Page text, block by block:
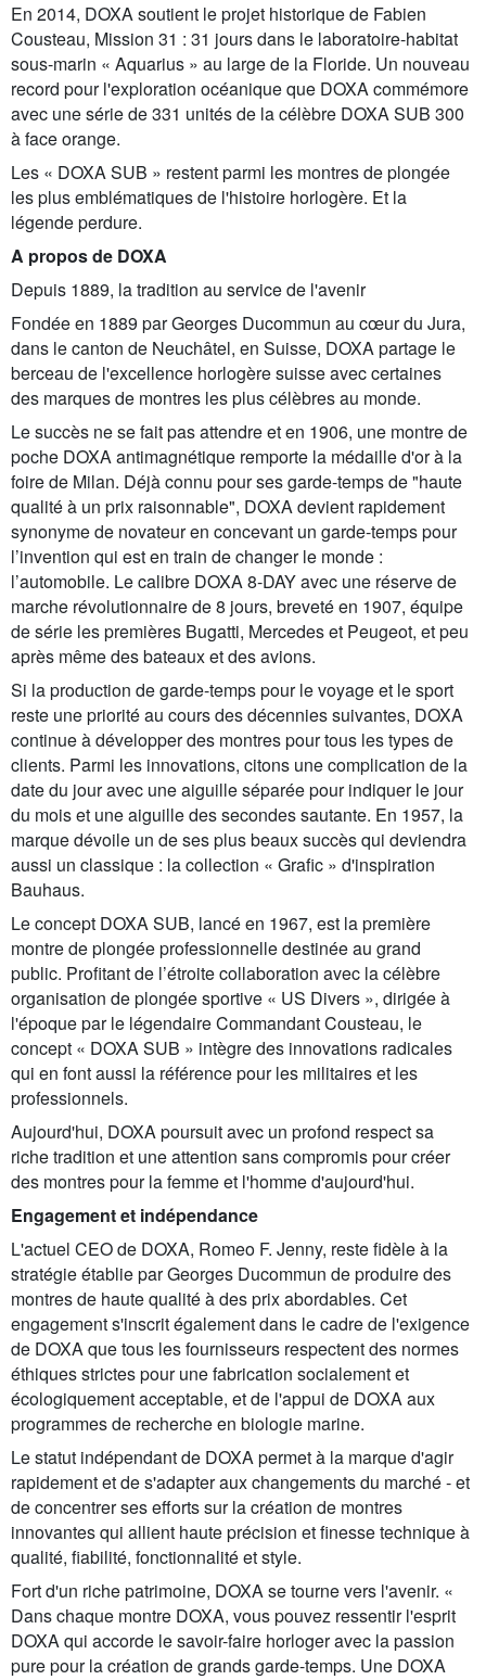
En 2014, DOXA soutient le projet historique de Fabien
Cousteau, Mission 31 : 31 jours dans le laboratoire-habitat
sous-marin « Aquarius » au large de la Floride. Un nouveau
record pour l'exploration océanique que DOXA commémore
avec une série de 331 unités de la célèbre DOXA SUB 300
à face orange.
Les « DOXA SUB » restent parmi les montres de plongée
les plus emblématiques de l'histoire horlogère. Et la
légende perdure.
A propos de DOXA
Depuis 1889, la tradition au service de l'avenir
Fondée en 1889 par Georges Ducommun au cœur du Jura,
dans le canton de Neuchâtel, en Suisse, DOXA partage le
berceau de l'excellence horlogère suisse avec certaines
des marques de montres les plus célèbres au monde.
Le succès ne se fait pas attendre et en 1906, une montre de
poche DOXA antimagnétique remporte la médaille d'or à la
foire de Milan. Déjà connu pour ses garde-temps de "haute
qualité à un prix raisonnable", DOXA devient rapidement
synonyme de novateur en concevant un garde-temps pour
l’invention qui est en train de changer le monde :
l’automobile. Le calibre DOXA 8-DAY avec une réserve de
marche révolutionnaire de 8 jours, breveté en 1907, équipe
de série les premières Bugatti, Mercedes et Peugeot, et peu
après même des bateaux et des avions.
Si la production de garde-temps pour le voyage et le sport
reste une priorité au cours des décennies suivantes, DOXA
continue à développer des montres pour tous les types de
clients. Parmi les innovations, citons une complication de la
date du jour avec une aiguille séparée pour indiquer le jour
du mois et une aiguille des secondes sautante. En 1957, la
marque dévoile un de ses plus beaux succès qui deviendra
aussi un classique : la collection « Grafic » d'inspiration
Bauhaus.
Le concept DOXA SUB, lancé en 1967, est la première
montre de plongée professionnelle destinée au grand
public. Profitant de l’étroite collaboration avec la célèbre
organisation de plongée sportive « US Divers », dirigée à
l'époque par le légendaire Commandant Cousteau, le
concept « DOXA SUB » intègre des innovations radicales
qui en font aussi la référence pour les militaires et les
professionnels.
Aujourd'hui, DOXA poursuit avec un profond respect sa
riche tradition et une attention sans compromis pour créer
des montres pour la femme et l'homme d'aujourd'hui.
Engagement et indépendance
L'actuel CEO de DOXA, Romeo F. Jenny, reste fidèle à la
stratégie établie par Georges Ducommun de produire des
montres de haute qualité à des prix abordables. Cet
engagement s'inscrit également dans le cadre de l'exigence
de DOXA que tous les fournisseurs respectent des normes
éthiques strictes pour une fabrication socialement et
écologiquement acceptable, et de l'appui de DOXA aux
programmes de recherche en biologie marine.
Le statut indépendant de DOXA permet à la marque d'agir
rapidement et de s'adapter aux changements du marché - et
de concentrer ses efforts sur la création de montres
innovantes qui allient haute précision et finesse technique à
qualité, fiabilité, fonctionnalité et style.
Fort d'un riche patrimoine, DOXA se tourne vers l'avenir. «
Dans chaque montre DOXA, vous pouvez ressentir l'esprit
DOXA qui accorde le savoir-faire horloger avec la passion
pure pour la création de grands garde-temps. Une DOXA